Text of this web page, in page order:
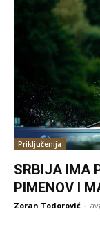
Priključenija
SRBIJA IMA
PIMENOV I
Zoran Todorović -